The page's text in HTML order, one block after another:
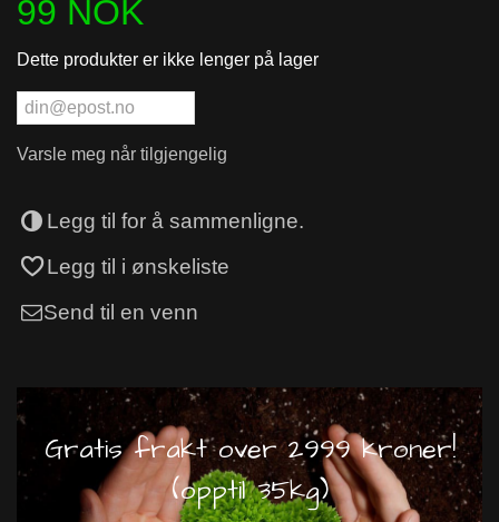
99 NOK
Dette produkter er ikke lenger på lager
Varsle meg når tilgjengelig
Legg til for å sammenligne.
Legg til i ønskeliste
Send til en venn
Gratis frakt over 2999 kroner!
(opptil 35kg)